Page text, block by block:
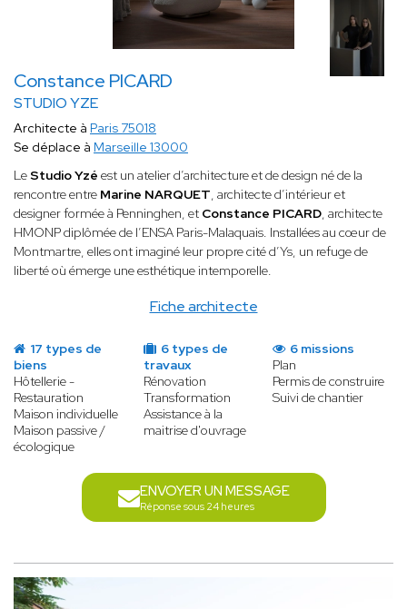
Constance PICARD
STUDIO YZE
Fiche architecte
Architecte à Paris 75018
Se déplace à Marseille 13000
LeStudio Yzé est un atelier d’architecture et de design né de la
rencontre entre Marine NARQUET, architecte d’intérieur et
designer formée à Penninghen, et Constance PICARD, architecte
HMONP diplômée de l’ENSA Paris-Malaquais. Installées au cœur de
Montmartre, elles ont imaginé leur propre cité d’Ys, un refuge de
liberté où émerge une esthétique intemporelle.
17 types de
biens
Hôtellerie -
Restauration
Maison individuelle
Maison passive /
écologique
6 types de
travaux
Rénovation
Transformation
Assistance à la
maitrise d'ouvrage
6 missions
Plan
Permis de construire
Suivi de chantier
ENVOYER UN MESSAGE
Réponse sous 24 heures